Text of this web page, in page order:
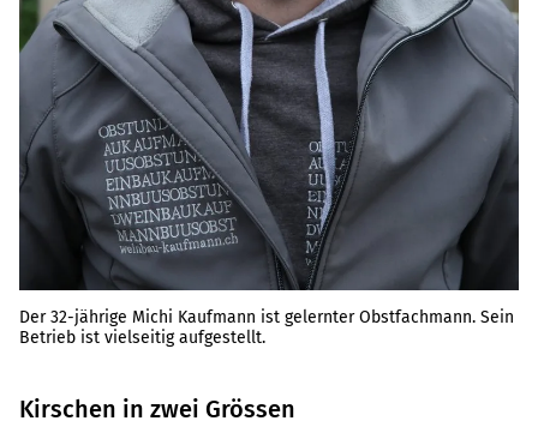
Der 32-jährige Michi Kaufmann ist gelernter Obstfachmann. Sein
Betrieb ist vielseitig aufgestellt.
Kirschen in zwei Grössen